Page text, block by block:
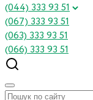
(044) 333 93 51
(067) 333 93 51
(063) 333 93 51
(066) 333 93 51